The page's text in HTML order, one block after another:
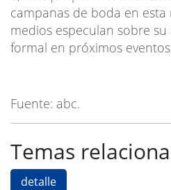
campanas de boda en esta
medios especulan sobre
formal en próximos
Fuente: abc.
Temas
detalle